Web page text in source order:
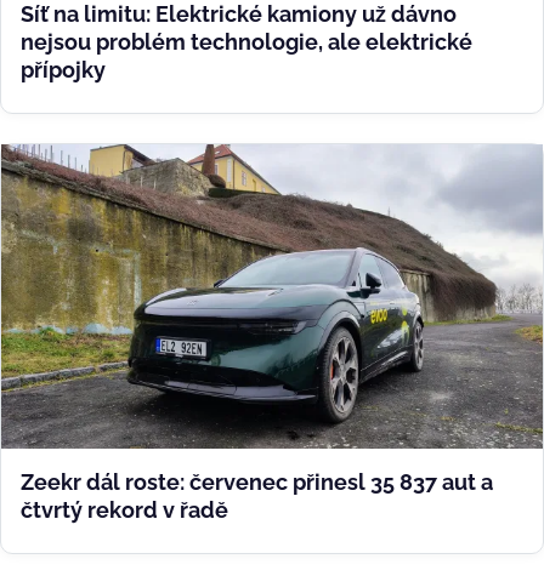
Síť na limitu: Elektrické kamiony už dávno
nejsou problém technologie, ale elektrické
přípojky
Zeekr dál roste: červenec přinesl 35 837 aut a
čtvrtý rekord v řadě